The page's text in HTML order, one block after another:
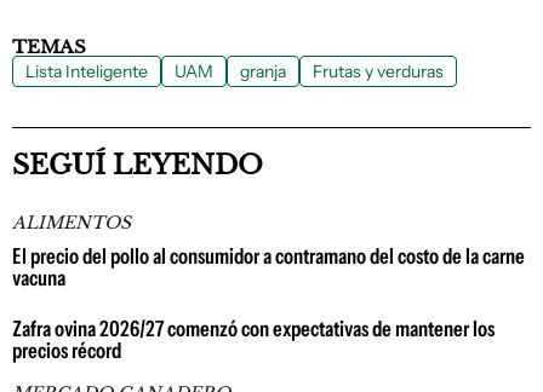
TEMAS
Lista Inteligente UAM granja Frutas y verduras
SEGUÍ LEYENDO
ALIMENTOS
El precio del pollo al consumidor a contramano del costo de la carne
vacuna
Zafra ovina 2026/27 comenzó con expectativas de mantener los
precios récord